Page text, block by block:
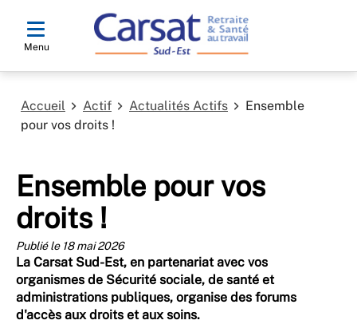
Menu
Accueil Actif Actualités Actifs
Ensemble
pour vos droits !
Ensemble pour vos
droits !
Publié le 18 mai 2026
La Carsat Sud-Est, en partenariat avec vos
organismes de Sécurité sociale, de santé et
administrations publiques, organise des forums
d'accès aux droits et aux soins.